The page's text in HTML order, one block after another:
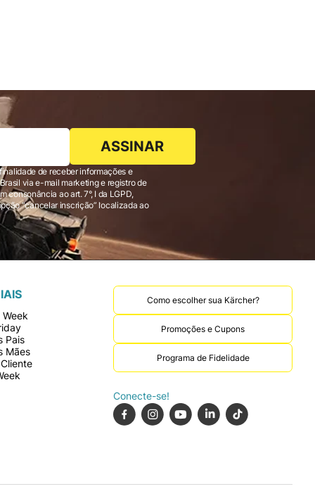
ASSINAR
de receber informações e
ao art. 7°, I da LGPD,
Pais
Mães
Conecte-se!
Como escolher sua Kärcher?
Promoções e Cupons
Programa de Fidelidade